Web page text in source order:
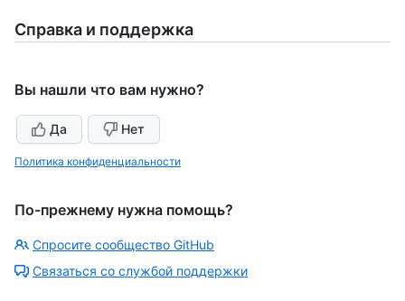
Справка и поддержка
Вы нашли что вам нужно?
Да Нет
Политика конфиденциальности
По-прежнему нужна помощь?
Спросите сообщество GitHub
Связаться со службой поддержки